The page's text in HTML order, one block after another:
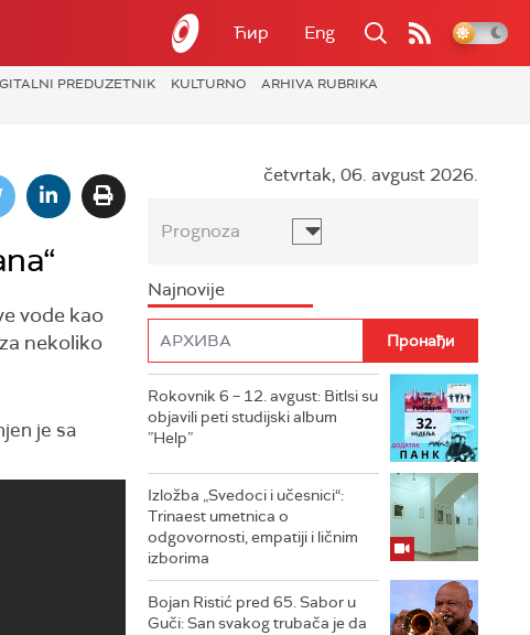
Ћир Eng
PREDUZETNIK KULTURNO
ARHIVA RUBRIKA
vode kao
nekoliko
je sa
četvrtak, 06. avgust 2026.
Prognoza
Najnovije
Rokovnik 6 – 12. avgust: Bitlsi su
objavili peti studijski album
”Help”
Izložba „Svedoci i učesnici“:
Trinaest umetnica o
odgovornosti, empatiji i ličnim
izborima
Bojan Ristić pred 65. Sabor u
Guči: San svakog trubača je da